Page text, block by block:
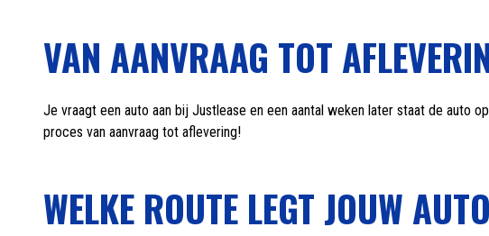
VAN AANVRAAG TOT
Je vraagt een auto aan bij Justlease en een aantal weken later staat de auto
proces van aanvraag tot aflevering!
WELKE ROUTE LEGT JOUW